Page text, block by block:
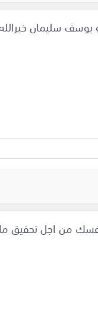
سليمان
من اجل تحقيق